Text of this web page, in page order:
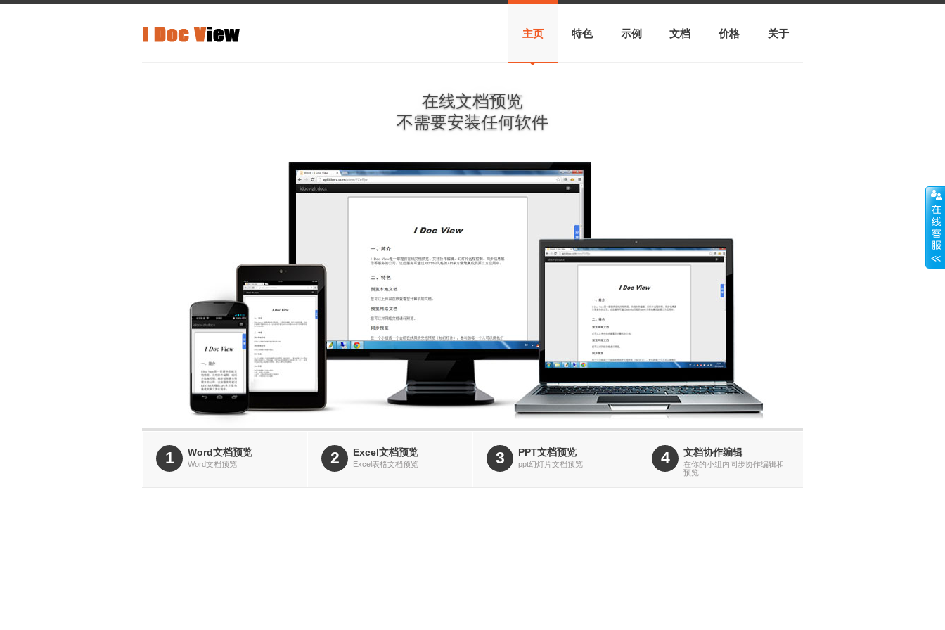
主页 特色 示例 文档 价格 关于
在线文档预览
不需要安装任何软件
1 Word文档预览
Word文档预览 2 Excel文档预览
Excel表格文档预览 3 PPT文档预览
ppt幻灯片文档预览 4 文档协作编辑
在你的小组内同步协作编辑和
预览.
更多